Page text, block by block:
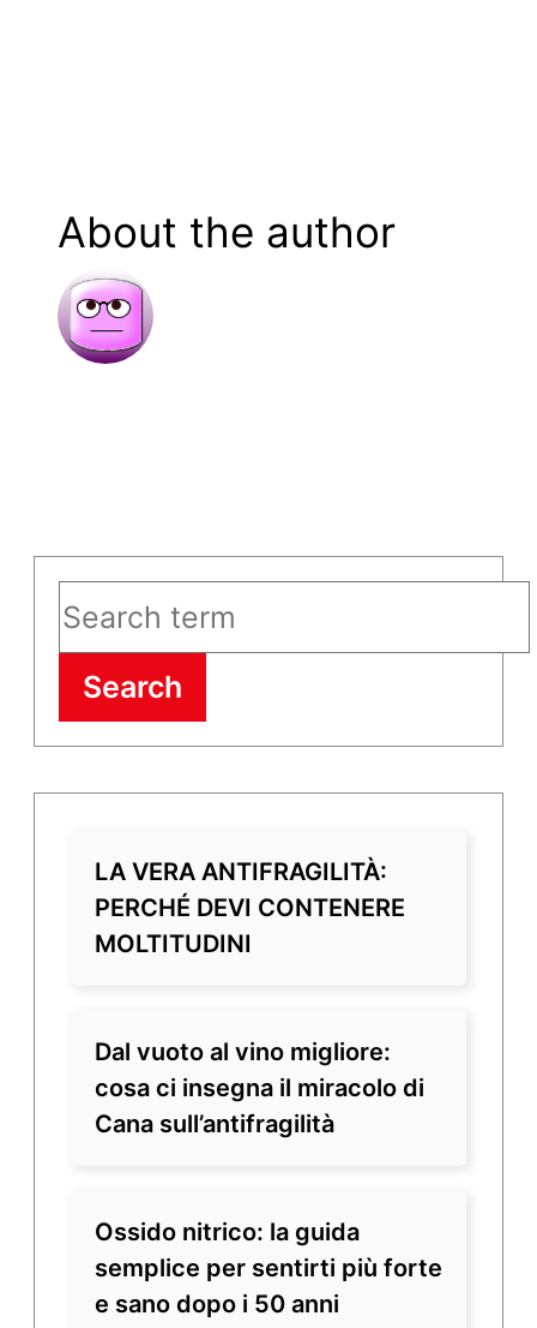
About the author
Search
LA VERA ANTIFRAGILITÀ:
PERCHÉ DEVI CONTENERE
MOLTITUDINI
Dal vuoto al vino migliore:
cosa ci insegna il miracolo di
Cana sull’antifragilità
Ossido nitrico: la guida
semplice per sentirti più forte
e sano dopo i 50 anni